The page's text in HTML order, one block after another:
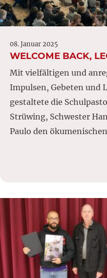
08. Januar 2025
WELCOME BACK,
Mit vielfältigen und
Impulsen, Gebeten und
gestaltete die
Strüwing, Schwester
Paulo den